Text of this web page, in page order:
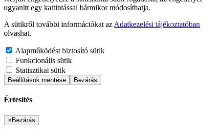
ugyanitt egy kattintással bármikor módosíthatja.
A sütikről további információkat az Adatkezelési tájékoztatóban
olvashat.
Alapműködést biztosító sütik
Funkcionális sütik
Statisztikai sütik
Beállítások mentése Bezárás
Értesítés
× Bezárás